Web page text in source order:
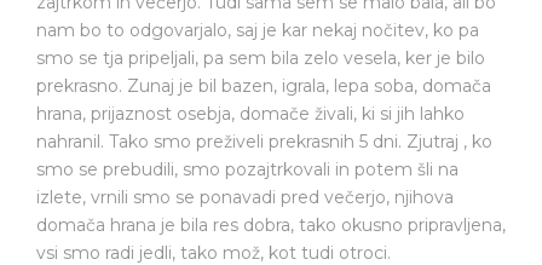
nam bo to odgovarjalo, saj je kar nekaj nočitev, ko pa
smo se tja pripeljali, pa sem bila zelo vesela, ker je bilo
prekrasno. Zunaj je bil bazen, igrala, lepa soba, domača
hrana, prijaznost osebja, domače živali, ki si jih lahko
nahranil. Tako smo preživeli prekrasnih 5 dni. Zjutraj , ko
smo se prebudili, smo pozajtrkovali in potem šli na
izlete, vrnili smo se ponavadi pred večerjo, njihova
domača hrana je bila res dobra, tako okusno pripravljena,
vsi smo radi jedli, tako mož, kot tudi otroci.